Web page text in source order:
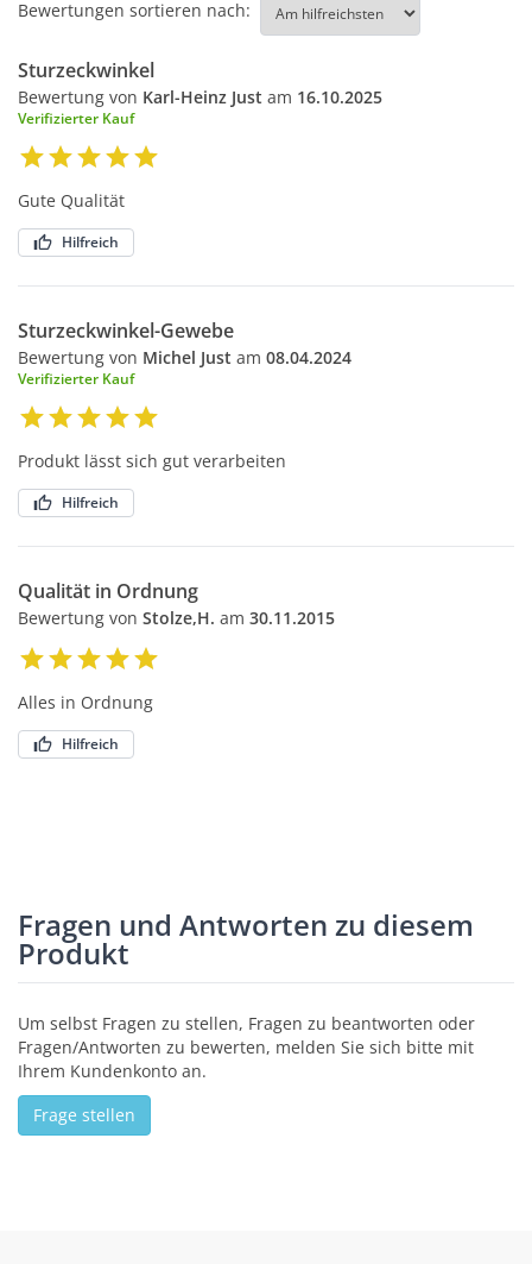
Bewertungen sortieren nach:
Sturzeckwinkel
Bewertung von Karl-Heinz Just am 16.10.2025
Verifizierter Kauf
Gute Qualität
Hilfreich
Sturzeckwinkel-Gewebe
Bewertung von Michel Just am 08.04.2024
Verifizierter Kauf
Produkt lässt sich gut verarbeiten
Hilfreich
Qualität in Ordnung
Bewertung von Stolze,H. am 30.11.2015
Alles in Ordnung
Hilfreich
Fragen und Antworten zu diesem
Produkt
Um selbst Fragen zu stellen, Fragen zu beantworten oder
Fragen/Antworten zu bewerten, melden Sie sich bitte mit
Ihrem Kundenkonto an.
Frage stellen